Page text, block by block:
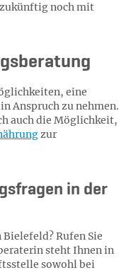
zukünftig noch mit
eine
Anspruch zu nehmen.
auch die Möglichkeit,
zur
in der
Rufen Sie
steht Ihnen in
sowohl bei